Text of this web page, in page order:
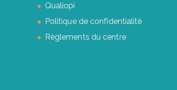
Qualiopi
Politique de confidentialité
Règlements du centre